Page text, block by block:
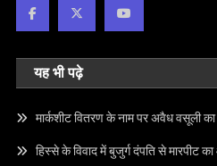
यह भी पढ़े
मार्कशीट वितरण के नाम पर अवैध वसूली
हिस्से के विवाद में बुजुर्ग दंपति से मारपीट